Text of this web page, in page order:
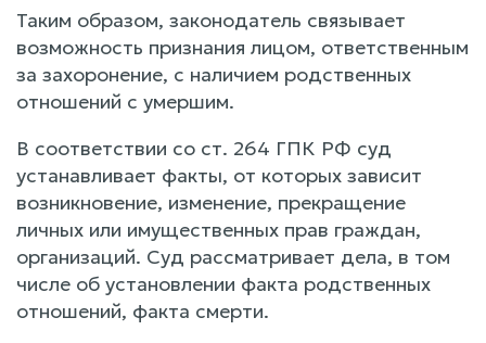
Таким образом, законодатель связывает
возможность признания лицом, ответственным
за захоронение, с наличием родственных
отношений с умершим.
В соответствии со ст. 264 ГПК РФ суд
устанавливает факты, от которых зависит
возникновение, изменение, прекращение
личных или имущественных прав граждан,
организаций. Суд рассматривает дела, в том
числе об установлении факта родственных
отношений, факта смерти.